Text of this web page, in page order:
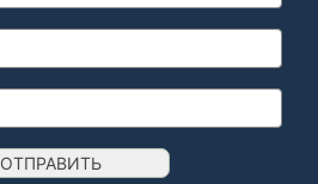
ОТПРАВИТЬ